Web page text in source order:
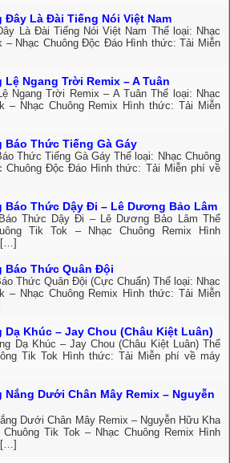
Đây Là Đài Tiếng Nói Việt Nam
Là Đài Tiếng Nói Việt Nam Thể loại: Nhạc
– Nhạc Chuông Độc Đáo Hình thức: Tải Miễn
Ngang Trời Remix – A Tuân
Ngang Trời Remix – A Tuân Thể loại: Nhạc
– Nhạc Chuông Remix Hình thức: Tải Miễn
Báo Thức Tiếng Gà Gáy
Thức Tiếng Gà Gáy Thể loại: Nhạc Chuông
Chuông Độc Đáo Hình thức: Tải Miễn phí về
Báo Thức Dậy Đi – Lê Dương Bảo Lâm
Thức Dậy Đi – Lê Dương Bảo Lâm Thể
Tik Tok – Nhạc Chuông Remix Hình
[…]
Báo Thức Quân Đội
Thức Quân Đội (Cực Chuẩn) Thể loại: Nhạc
– Nhạc Chuông Remix Hình thức: Tải Miễn
Dạ Khúc – Jay Chou (Châu Kiệt Luân)
Dạ Khúc – Jay Chou (Châu Kiệt Luân) Thể
Tik Tok Hình thức: Tải Miễn phí về máy
Nắng Dưới Chân Mây Remix – Nguyễn
Dưới Chân Mây Remix – Nguyễn Hữu Kha
Tik Tok – Nhạc Chuông Remix Hình
[…]